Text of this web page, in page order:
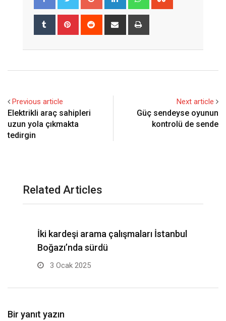
Tumblr Pinterest Reddit
Share
Previous article
Elektrikli araç sahipleri
uzun yola çıkmakta
tedirgin
Next article
Güç sendeyse oyunun
kontrolü de sende
Related Articles
İki kardeşi arama çalışmaları İstanbul
Boğazı’nda sürdü
3 Ocak 2025
Bir yanıt yazın